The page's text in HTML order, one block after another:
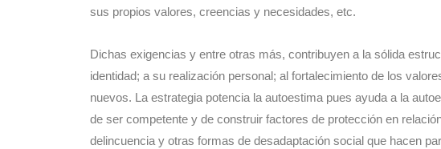
sus propios valores, creencias y necesidades, etc.
Dichas exigencias y entre otras más, contribuyen a la sólida
identidad; a su realización personal; al fortalecimiento de los
nuevos. La estrategia potencia la autoestima pues ayuda a la
de ser competente y de construir factores de protección en
delincuencia y otras formas de desadaptación social que hacen